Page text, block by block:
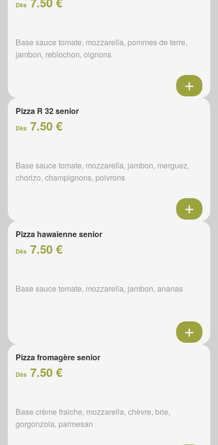
Dès
Base sauce tomate, mozzarella, pommes de terre,
jambon, reblochon, oignons
Pizza R 32 senior
Dès 7.50 €
Base sauce tomate, mozzarella, jambon, merguez,
chorizo, champignons, poivrons
Pizza hawaienne senior
Dès 7.50 €
Base sauce tomate, mozzarella, jambon, ananas
Pizza fromagère senior
Dès 7.50 €
Base crème fraiche, mozzarella, chèvre, brie,
gorgonzola, parmesan